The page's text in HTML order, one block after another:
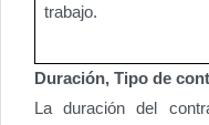
trabajo.
Duración, Tipo de
La duración del